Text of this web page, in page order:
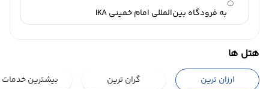
به فرودگاه بین‌المللی امام خمینی IKA
هتل ها
ارزان ترین گران ترین بیشترین خدمات